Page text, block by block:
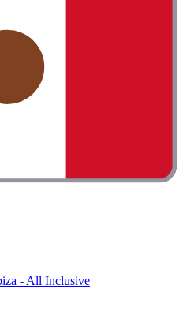
- All Inclusive